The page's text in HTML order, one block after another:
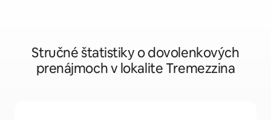
Stručné štatistiky o dovolenkových
prenájmoch v lokalite Tremezzina